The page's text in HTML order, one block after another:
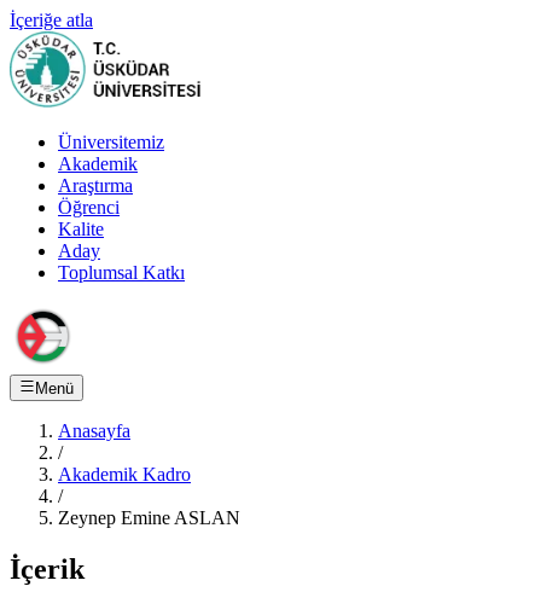
İçeriğe atla
Üniversitemiz
Akademik
Araştırma
Öğrenci
Kalite
Aday
Toplumsal Katkı
Menü
Anasayfa
/
Akademik Kadro
/
Zeynep Emine ASLAN
İçerik